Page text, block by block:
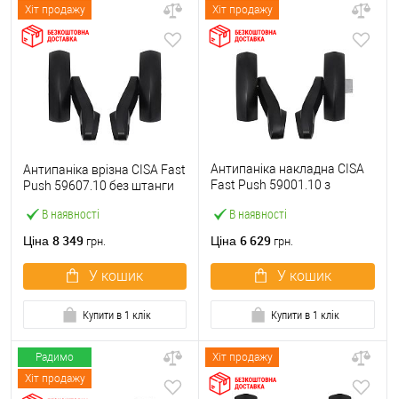
Хіт продажу
В наявності
Антипаніка врізна CISA Fast
Push 59607.10 без штанги
Ціна 8 349 грн.
У кошик
Купити в 1 клік
Хіт продажу
В наявності
Антипаніка накладна CISA
Fast Push 59001.10 з
Ціна 6 629 грн.
У кошик
Купити в 1 клік
Радимо
Хіт продажу
Хіт продажу